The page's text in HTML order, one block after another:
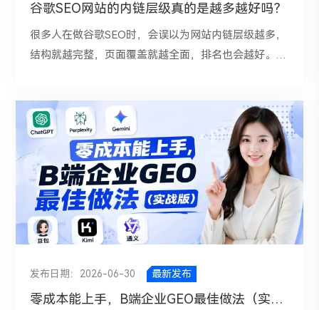
谷歌SEO网站的内链层级真的是越多越好吗？
很多人在做谷歌SEO时，会误以为网站内链层级越多，
结构就越完整，页面覆盖就越全面，排名也会越好。其
要页面是否容易被抓取、权重是否能够有效传递，以及
用户是否能快速找到想要的内容。所谓内链层级，简单
来说，就是用户或搜索引擎蜘蛛从首页进入某个页面所
需要经过的点击路径。例如：首页到分类页，再到子分
类页，再到产品页或文章页，这就是一个常见的三到四
层结构。某个页面需要点击五六次甚至更多才能到达，
那么它就属于比较深的页面。从SEO角度看，页面层级
抓取复杂网站，但这并不代表所有深层页面都会被高效
抓取。一个页面距离首页太远，又缺少其他相关页面的
发布日期：2026-06-30 最新发布
零成本能上手，B端企业GEO最佳做法（实战版）